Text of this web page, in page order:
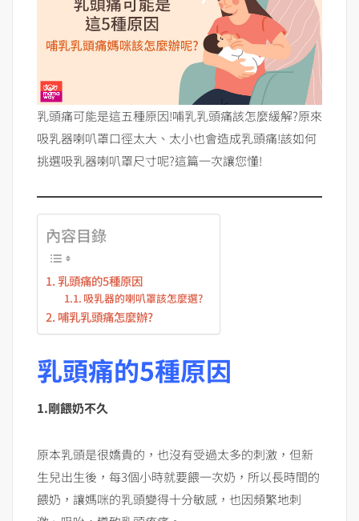
乳頭痛可能是這五種原因!哺乳乳頭痛該怎麼緩解?原來
吸乳器喇叭罩口徑太大、太小也會造成乳頭痛!該如何
挑選吸乳器喇叭罩尺寸呢?這篇一次讓您懂!
內容目錄
乳頭痛的5種原因
吸乳器的喇叭罩該怎麼選?
哺乳乳頭痛怎麼辦?
乳頭痛的5種原因
1.剛餵奶不久
原本乳頭是很嬌貴的，也沒有受過太多的刺激，但新
生兒出生後，每3個小時就要餵一次奶，所以長時間的
餵奶，讓媽咪的乳頭變得十分敏感，也因頻繁地刺